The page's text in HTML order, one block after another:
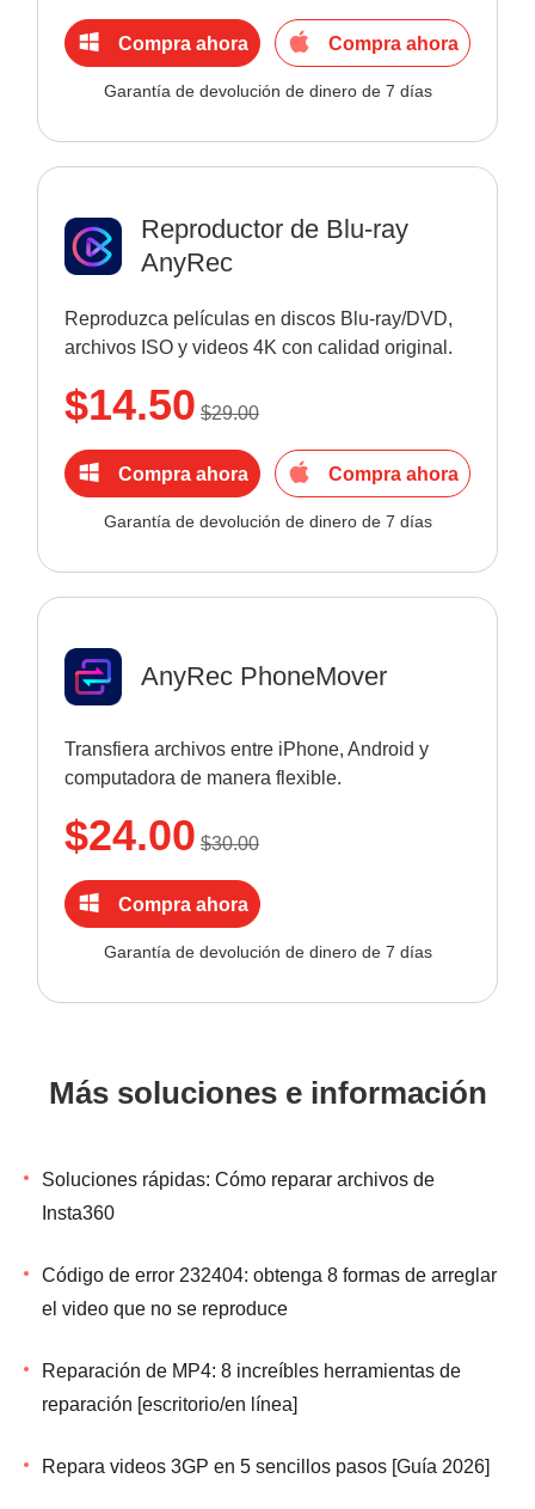
Compra ahora Compra ahora
Garantía de devolución de dinero de 7 días
Reproductor de Blu-ray
AnyRec
Reproduzca películas en discos Blu-ray/DVD,
archivos ISO y videos 4K con calidad original.
$14.50 $29.00
Compra ahora Compra ahora
Garantía de devolución de dinero de 7 días
AnyRec PhoneMover
Transfiera archivos entre iPhone, Android y
computadora de manera flexible.
$24.00 $30.00
Compra ahora
Garantía de devolución de dinero de 7 días
Más soluciones e información
Soluciones rápidas: Cómo reparar archivos de
Insta360
Código de error 232404: obtenga 8 formas de arreglar
el video que no se reproduce
Reparación de MP4: 8 increíbles herramientas de
reparación [escritorio/en línea]
Repara videos 3GP en 5 sencillos pasos [Guía 2026]